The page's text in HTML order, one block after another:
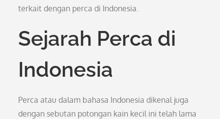
terkait dengan perca di Indonesia.
Sejarah Perca di
Indonesia
Perca atau dalam bahasa Indonesia dikenal juga
dengan sebutan potongan kain kecil ini telah lama